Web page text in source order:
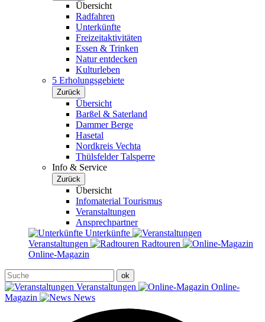
Übersicht
Radfahren
Unterkünfte
Freizeitaktivitäten
Essen & Trinken
Natur entdecken
Kulturleben
5 Erholungsgebiete
Zurück
Übersicht
Barßel & Saterland
Dammer Berge
Hasetal
Nordkreis Vechta
Thülsfelder Talsperre
Info & Service
Zurück
Übersicht
Infomaterial Tourismus
Veranstaltungen
Ansprechpartner
Unterkünfte
Veranstaltungen
Radtouren
Online-Magazin
Veranstaltungen
Online-
Magazin
News